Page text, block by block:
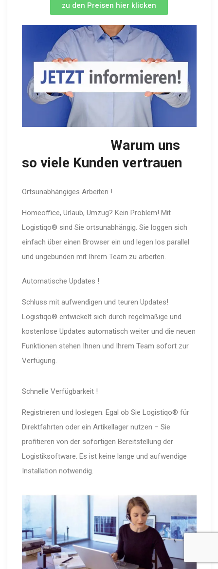
zu den Preisen hier klicken
Warum uns
so viele Kunden vertrauen
Ortsunabhängiges Arbeiten !
Homeoffice, Urlaub, Umzug? Kein Problem! Mit
Logistiqo® sind Sie ortsunabhängig. Sie loggen sich
einfach über einen Browser ein und legen los parallel
und ungebunden mit Ihrem Team zu arbeiten.
Automatische Updates !
Schluss mit aufwendigen und teuren Updates!
Logistiqo® entwickelt sich durch regelmäßige und
kostenlose Updates automatisch weiter und die neuen
Funktionen stehen Ihnen und Ihrem Team sofort zur
Verfügung.
Schnelle Verfügbarkeit !
Registrieren und loslegen. Egal ob Sie Logistiqo® für
Direktfahrten oder ein Artikellager nutzen – Sie
profitieren von der sofortigen Bereitstellung der
Logistiksoftware. Es ist keine lange und aufwendige
Installation notwendig.